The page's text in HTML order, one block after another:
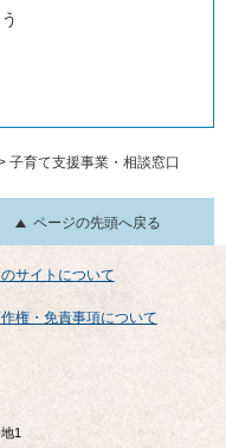
子育て支援事業・相談窓口
ページの先頭へ戻る
サイトについて
権・免責事項について
1